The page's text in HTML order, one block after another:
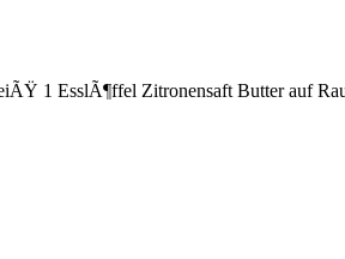
1 EsslÃ¶ffel Zitronensaft Butter auf